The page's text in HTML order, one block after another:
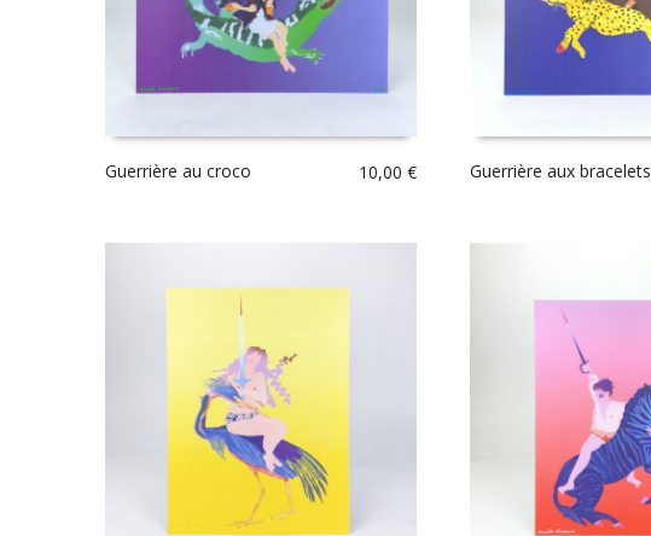
Guerrière au croco 10,00 € Guerrière aux bracelets